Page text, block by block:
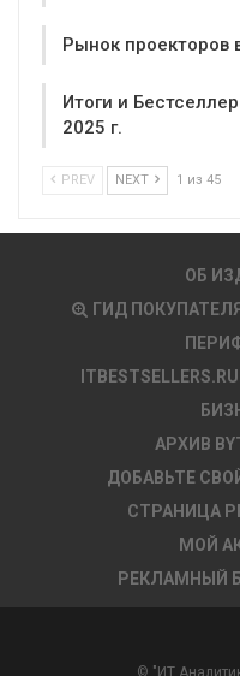
Рынок проекторов
Итоги и
2025 г.
PREV NEXT 1 из 45
ОБ
ГИД
АРХИВ
ДОБАВЬТЕ
СТРАНИЦА
МОЙ
РЕКЛАМНЫЙ
© "ИТ